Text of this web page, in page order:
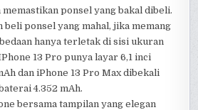
ponsel yang bakal dibeli.
ponsel yang mahal, jika memang
hanya terletak di sisi ukuran
13 Pro punya layar 6,1 inci
dan iPhone 13 Pro Max dibekali
4.352 mAh.
bersama tampilan yang elegan